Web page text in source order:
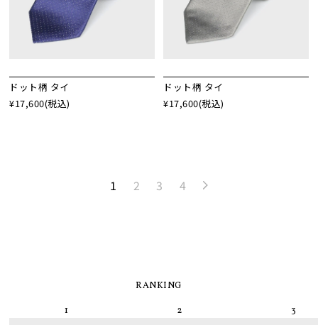
ドット柄 タイ
¥17,600(税込)
ドット柄 タイ
¥17,600(税込)
1 2 3 4
RANKING